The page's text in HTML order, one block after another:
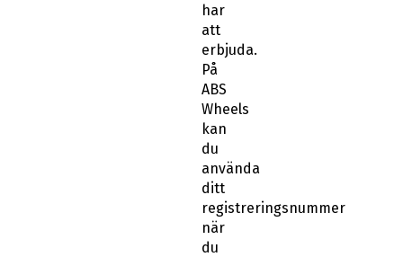
har
att
erbjuda.
På
ABS
Wheels
kan
du
använda
ditt
registreringsnummer
när
du